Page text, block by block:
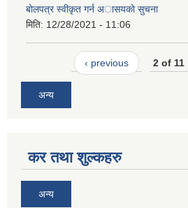
बाेलपत्र स्वीकृत गर्न अासयकाे सुचना
मिति: 12/28/2021 - 11:06
‹ previous 2 of 11
अन्य
कर तथा शुल्कहरु
अन्य